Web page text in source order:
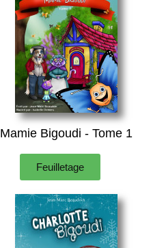
Mamie Bigoudi - Tome 1
Feuilletage